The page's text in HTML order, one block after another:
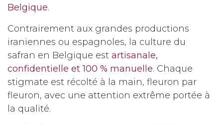
Belgique.
Contrairement aux grandes productions
iraniennes ou espagnoles, la culture du
safran en Belgique est artisanale,
confidentielle et 100 % manuelle. Chaque
stigmate est récolté à la main, fleuron par
fleuron, avec une attention extrême portée à
la qualité.